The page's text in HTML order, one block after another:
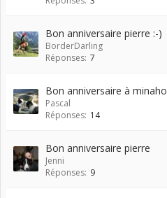
Bon anniversaire pierre :-)
BorderDarling
Réponses: 7
Bon anniversaire à minaho
Pascal
Réponses: 14
Bon anniversaire pierre
Jenni
Réponses: 9